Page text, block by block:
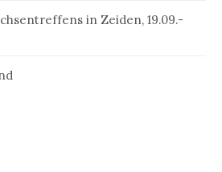
in Zeiden, 19.09.-